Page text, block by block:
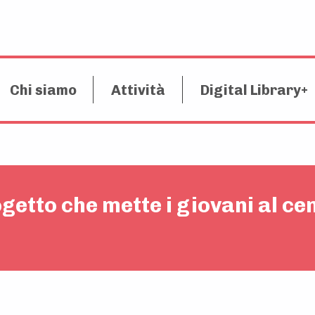
Chi siamo Attività Digital Library
che mette i giovani al